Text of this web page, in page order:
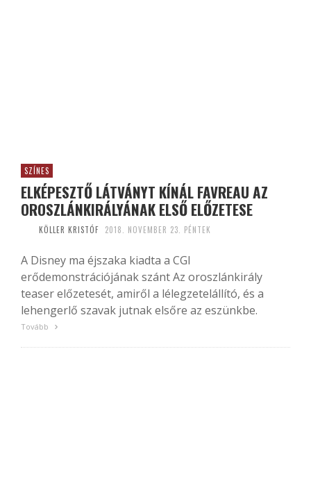
SZÍNES
ELKÉPESZTŐ LÁTVÁNYT KÍNÁL FAVREAU AZ
OROSZLÁNKIRÁLYÁNAK ELSŐ ELŐZETESE
KÖLLER KRISTÓF 2018. NOVEMBER 23. PÉNTEK
A Disney ma éjszaka kiadta a CGI
erődemonstrációjának szánt Az oroszlánkirály
teaser előzetesét, amiről a lélegzetelállító, és a
lehengerlő szavak jutnak elsőre az eszünkbe.
Tovább